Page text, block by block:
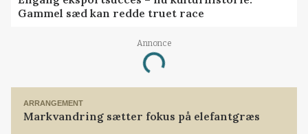
Gammel sæd kan redde truet race
Annonce
Loading...
ARRANGEMENT
Markvandring sætter fokus på elefantgræs